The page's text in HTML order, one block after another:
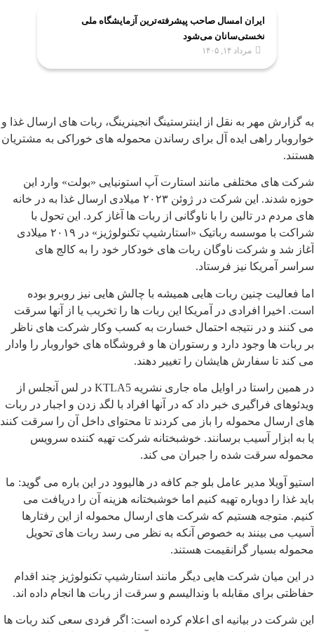
ایران امسال صاحب پیشرفته‌ترین آزمایشگاه ملی
نخستی‌سانان می‌شود
مرداد ۱۴, ۱۴۰۵
به گزارش مهر به نقل از اینترستینگ انجینرینگ، ربات های ارسال غذا و
خواروبار راهی ایده آل برای رساندن محموله های خوراکی به مشتریان
هستند.
شرکت های مختلفی مانند استارت آپ استونیایی «بولت» وارد این
حوزه شدند. این شرکت در ژوئن ۲۰۲۳ میلادی ارسال غذا به در خانه
های مردم در تالین را با ناوگانی از ربات ها آغاز کرد. این تحول با
شراکت با موسسه رباتیک «استارشیپ تکنولوژیز» در ۲۰۱۹ میلادی
آغاز شد و شرکت ناوگان ربات های خودکار خود را به کالج های
سراسر آمریکا نیز فرستاد.
اما فعالیت چنین ربات هایی همیشه با چالش هایی نیز روبرو بوده
است. اخیرا افرادی در آمریکا این ربات ها را تخریب یا از آنها سرقت
می کنند و در نتیجه احتمال خسارت به کسب وکار شرکت های ناظر
بر ربات ها وجود دارد و رستوران ها و فروشگاه های خواروبار را وادار
می کند تا سفارش هایشان را تغییر دهند.
در همین راستا در اوایل ماه جاری نشریه KTLA5 در لس آنجلس از
ویدئوهای فراگیری خبر داد که در آنها افراد با لگد زدن و اجبار در ربات
های ارسال محموله را باز می کردند تا محتوای داخل آن را سرقت کنند
یا به ابزار آسیب برسانند. خوشبختانه شرکت تهیه کننده سرویس
محموله سرقت شده را جبران می کند.
استیو آویلا مدیر عامل بلو جم کافه در هالیوود در این باره می گوید: ما
باید غذا را دوباره تهیه کنیم اما خوشبختانه هزینه آن را دریافت می
کنیم. متوجه هستیم که شرکت های ارسال محموله از این رفتارها
آسیب می بینند به خصوص آنکه به نظر می رسد ربات های تحویل
محموله بسیار گرانقیمت هستند.
در این میان شرکت هایی دیگر مانند استارشیپ تکنولوژیز چند اقدام
حفاظتی برای مقابله با وندالیسم و سرقت از ربات ها انجام داده اند.
این شرکت در بیانیه ای اعلام کرده است: اگر فردی سعی کند ربات ها